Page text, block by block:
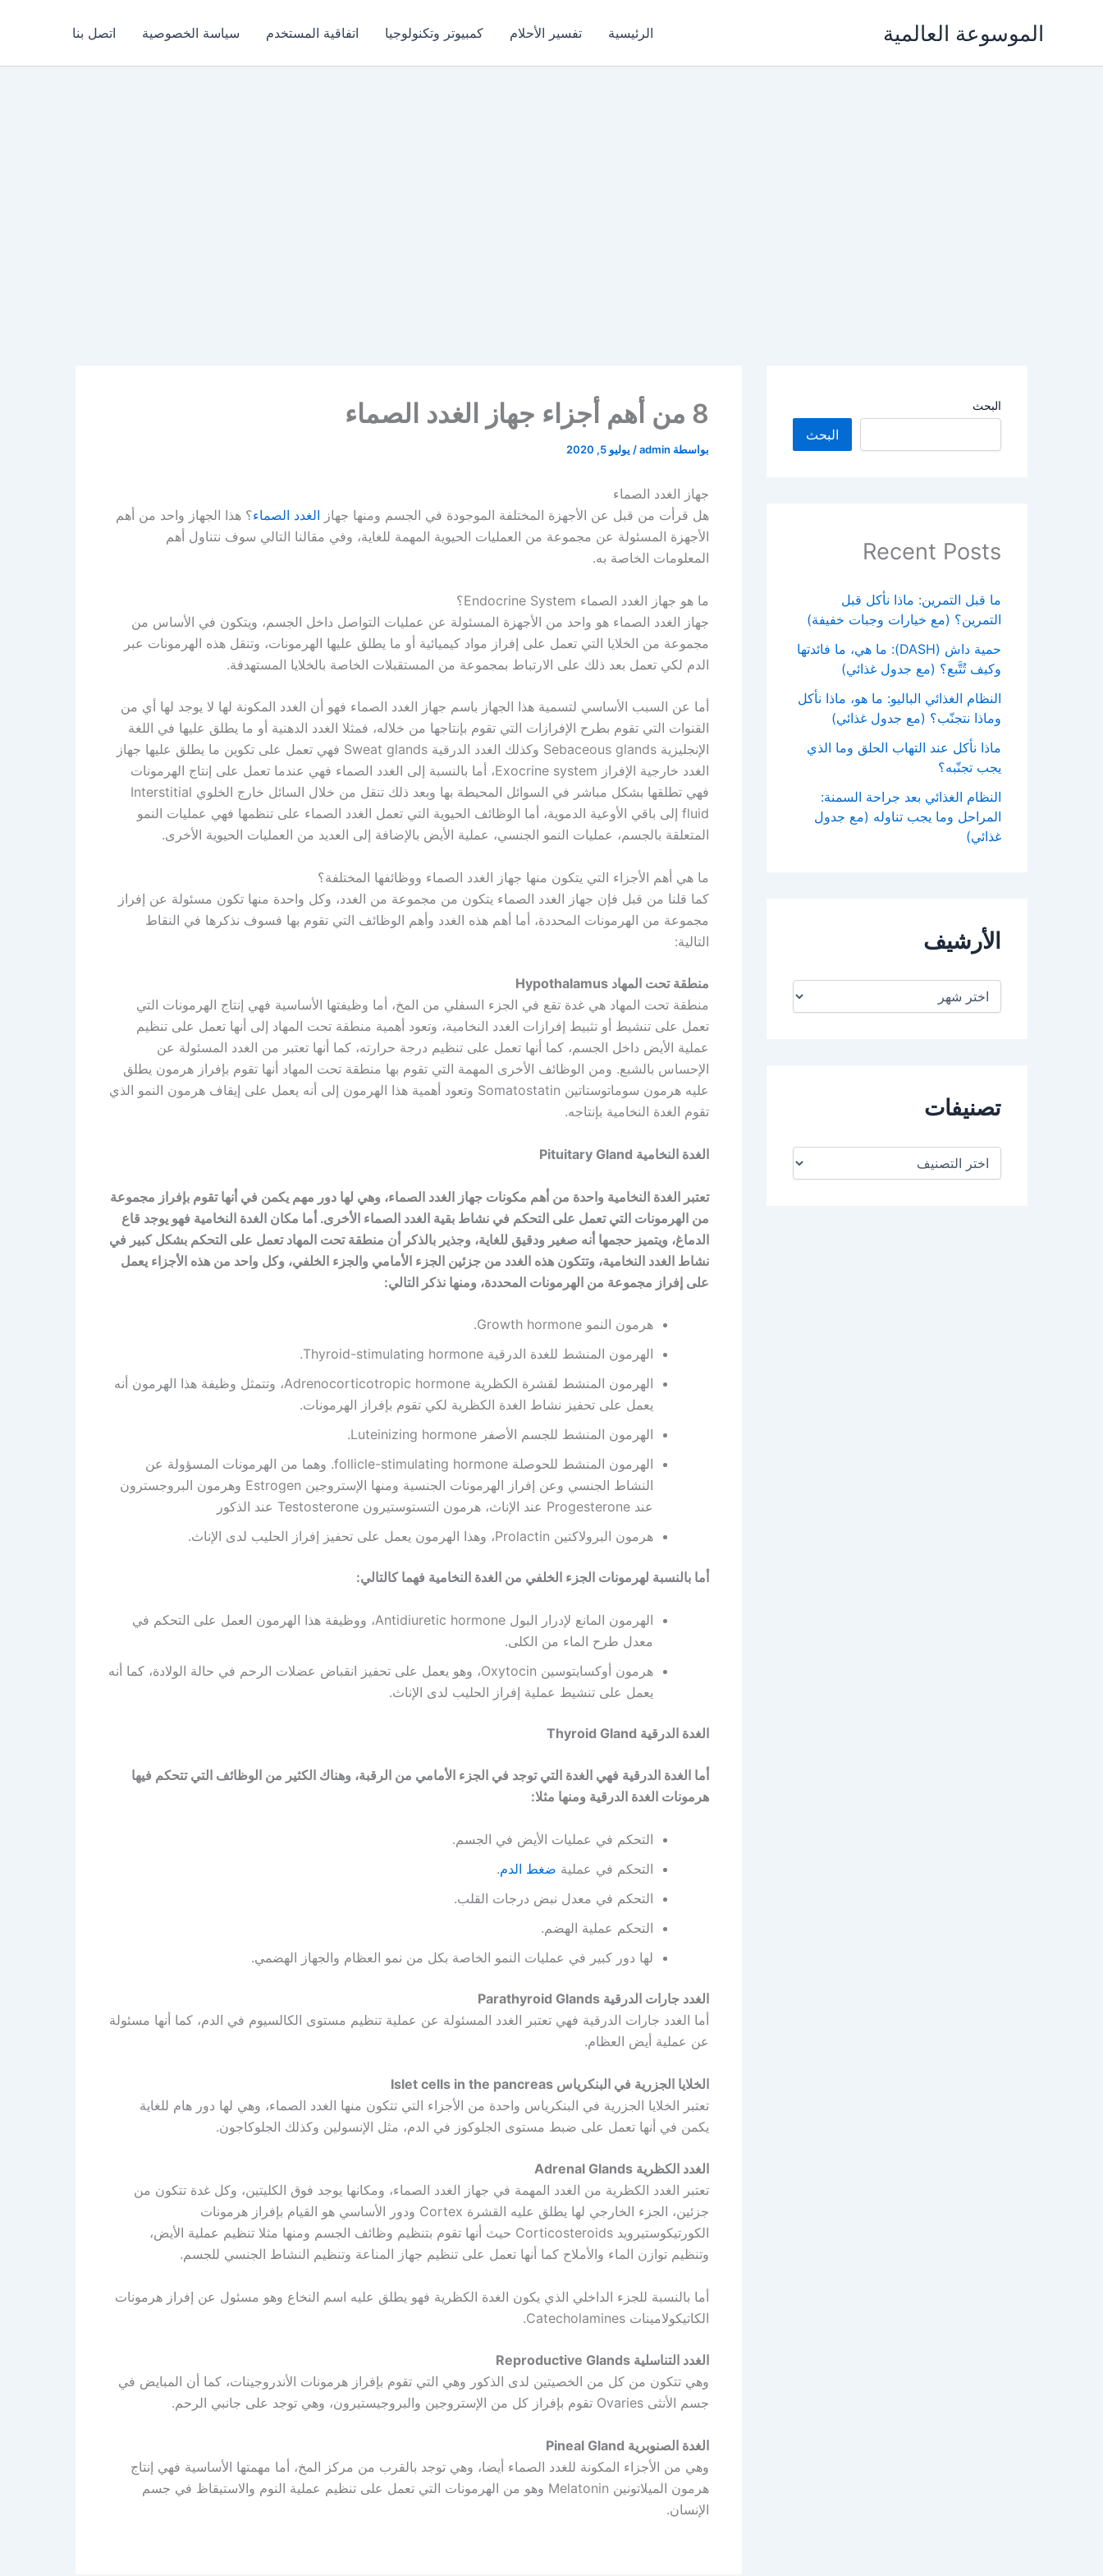
الموسوعة العالمية الرئيسية تفسير الأحلام كمبيوتر وتكنولوجيا اتفاقية المستخدم سياسة الخصوصية اتصل بنا
البحث
البحث
Recent Posts
ما قبل التمرين: ماذا نأكل قبل
التمرين؟ (مع خيارات وجبات خفيفة)
حمية داش (DASH): ما هي، ما فائدتها
وكيف تُتَّبع؟ (مع جدول غذائي)
النظام الغذائي الباليو: ما هو، ماذا نأكل
وماذا نتجنّب؟ (مع جدول غذائي)
ماذا نأكل عند التهاب الحلق وما الذي
يجب تجنّبه؟
النظام الغذائي بعد جراحة السمنة:
المراحل وما يجب تناوله (مع جدول
غذائي)
الأرشيف
تصنيفات
8 من أهم أجزاء جهاز الغدد الصماء
بواسطة admin
/ يوليو 5, 2020
جهاز الغدد الصماء
هل قرأت من قبل عن الأجهزة المختلفة الموجودة في الجسم ومنها جهاز الغدد الصماء؟ هذا الجهاز واحد من أهم
الأجهزة المسئولة عن مجموعة من العمليات الحيوية المهمة للغاية، وفي مقالنا التالي سوف نتناول أهم
المعلومات الخاصة به.
ما هو جهاز الغدد الصماء Endocrine System؟
جهاز الغدد الصماء هو واحد من الأجهزة المسئولة عن عمليات التواصل داخل الجسم، ويتكون في الأساس من
مجموعة من الخلايا التي تعمل على إفراز مواد كيميائية أو ما يطلق عليها الهرمونات، وتنقل هذه الهرمونات عبر
الدم لكي تعمل بعد ذلك على الارتباط بمجموعة من المستقبلات الخاصة بالخلايا المستهدفة.
أما عن السبب الأساسي لتسمية هذا الجهاز باسم جهاز الغدد الصماء فهو أن الغدد المكونة لها لا يوجد لها أي من
القنوات التي تقوم بطرح الإفرازات التي تقوم بإنتاجها من خلاله، فمثلا الغدد الدهنية أو ما يطلق عليها في اللغة
الإنجليزية Sebaceous glands وكذلك الغدد الدرقية Sweat glands فهي تعمل على تكوين ما يطلق عليها جهاز
الغدد خارجية الإفراز Exocrine system، أما بالنسبة إلى الغدد الصماء فهي عندما تعمل على إنتاج الهرمونات
فهي تطلقها بشكل مباشر في السوائل المحيطة بها وبعد ذلك تنقل من خلال السائل خارج الخلوي Interstitial
fluid إلى باقي الأوعية الدموية، أما الوظائف الحيوية التي تعمل الغدد الصماء على تنظمها فهي عمليات النمو
المتعلقة بالجسم، عمليات النمو الجنسي، عملية الأيض بالإضافة إلى العديد من العمليات الحيوية الأخرى.
ما هي أهم الأجزاء التي يتكون منها جهاز الغدد الصماء ووظائفها المختلفة؟
كما قلنا من قبل فإن جهاز الغدد الصماء يتكون من مجموعة من الغدد، وكل واحدة منها تكون مسئولة عن إفراز
مجموعة من الهرمونات المحددة، أما أهم هذه الغدد وأهم الوظائف التي تقوم بها فسوف نذكرها في النقاط
التالية:
منطقة تحت المهاد Hypothalamus
منطقة تحت المهاد هي غدة تقع في الجزء السفلي من المخ، أما وظيفتها الأساسية فهي إنتاج الهرمونات التي
تعمل على تنشيط أو تثبيط إفرازات الغدد النخامية، وتعود أهمية منطقة تحت المهاد إلى أنها تعمل على تنظيم
عملية الأيض داخل الجسم، كما أنها تعمل على تنظيم درجة حرارته، كما أنها تعتبر من الغدد المسئولة عن
الإحساس بالشبع. ومن الوظائف الأخرى المهمة التي تقوم بها منطقة تحت المهاد أنها تقوم بإفراز هرمون يطلق
عليه هرمون سوماتوستاتين Somatostatin وتعود أهمية هذا الهرمون إلى أنه يعمل على إيقاف هرمون النمو الذي
تقوم الغدة النخامية بإنتاجه.
الغدة النخامية Pituitary Gland
تعتبر الغدة النخامية واحدة من أهم مكونات جهاز الغدد الصماء، وهي لها دور مهم يكمن في أنها تقوم بإفراز مجموعة
من الهرمونات التي تعمل على التحكم في نشاط بقية الغدد الصماء الأخرى. أما مكان الغدة النخامية فهو يوجد قاع
الدماغ، ويتميز حجمها أنه صغير ودقيق للغاية، وجذير بالذكر أن منطقة تحت المهاد تعمل على التحكم بشكل كبير في
نشاط الغدد النخامية، وتتكون هذه الغدد من جزئين الجزء الأمامي والجزء الخلفي، وكل واحد من هذه الأجزاء يعمل
على إفراز مجموعة من الهرمونات المحددة، ومنها نذكر التالي:
هرمون النمو Growth hormone.
الهرمون المنشط للغدة الدرقية Thyroid-stimulating hormone.
الهرمون المنشط لقشرة الكظرية Adrenocorticotropic hormone، وتتمثل وظيفة هذا الهرمون أنه
يعمل على تحفيز نشاط الغدة الكظرية لكي تقوم بإفراز الهرمونات.
الهرمون المنشط للجسم الأصفر Luteinizing hormone.
الهرمون المنشط للحوصلة follicle-stimulating hormone. وهما من الهرمونات المسؤولة عن
النشاط الجنسي وعن إفراز الهرمونات الجنسية ومنها الإستروجين Estrogen وهرمون البروجسترون
عند Progesterone عند الإناث، هرمون التستوستيرون Testosterone عند الذكور
هرمون البرولاكتين Prolactin، وهذا الهرمون يعمل على تحفيز إفراز الحليب لدى الإناث.
أما بالنسبة لهرمونات الجزء الخلفي من الغدة النخامية فهما كالتالي:
الهرمون المانع لإدرار البول Antidiuretic hormone، ووظيفة هذا الهرمون العمل على التحكم في
معدل طرح الماء من الكلى.
هرمون أوكسايتوسين Oxytocin، وهو يعمل على تحفيز انقباض عضلات الرحم في حالة الولادة، كما أنه
يعمل على تنشيط عملية إفراز الحليب لدى الإناث.
الغدة الدرقية Thyroid Gland
أما الغدة الدرقية فهي الغدة التي توجد في الجزء الأمامي من الرقبة، وهناك الكثير من الوظائف التي تتحكم فيها
هرمونات الغدة الدرقية ومنها مثلا:
التحكم في عمليات الأيض في الجسم.
التحكم في عملية ضغط الدم.
التحكم في معدل نبض درجات القلب.
التحكم عملية الهضم.
لها دور كبير في عمليات النمو الخاصة بكل من نمو العظام والجهاز الهضمي.
الغدد جارات الدرقية Parathyroid Glands
أما الغدد جارات الدرقية فهي تعتبر الغدد المسئولة عن عملية تنظيم مستوى الكالسيوم في الدم، كما أنها مسئولة
عن عملية أيض العظام.
الخلايا الجزرية في البنكرياس Islet cells in the pancreas
تعتبر الخلايا الجزرية في البنكرياس واحدة من الأجزاء التي تتكون منها الغدد الصماء، وهي لها دور هام للغاية
يكمن في أنها تعمل على ضبط مستوى الجلوكوز في الدم، مثل الإنسولين وكذلك الجلوكاجون.
الغدد الكظرية Adrenal Glands
تعتبر الغدد الكظرية من الغدد المهمة في جهاز الغدد الصماء، ومكانها يوجد فوق الكليتين، وكل غدة تتكون من
جزئين، الجزء الخارجي لها يطلق عليه القشرة Cortex ودور الأساسي هو القيام بإفراز هرمونات
الكورتيكوستيرويد Corticosteroids حيث أنها تقوم بتنظيم وظائف الجسم ومنها مثلا تنظيم عملية الأيض،
وتنظيم توازن الماء والأملاح كما أنها تعمل على تنظيم جهاز المناعة وتنظيم النشاط الجنسي للجسم.
أما بالنسبة للجزء الداخلي الذي يكون الغدة الكظرية فهو يطلق عليه اسم النخاع وهو مسئول عن إفراز هرمونات
الكاتيكولامينات Catecholamines.
الغدد التناسلية Reproductive Glands
وهي تتكون من كل من الخصيتين لدى الذكور وهي التي تقوم بإفراز هرمونات الأندروجينات، كما أن المبايض في
جسم الأنثى Ovaries تقوم بإفراز كل من الإستروجين والبروجيستيرون، وهي توجد على جانبي الرحم.
الغدة الصنوبرية Pineal Gland
وهي من الأجزاء المكونة للغدد الصماء أيضا، وهي توجد بالقرب من مركز المخ، أما مهمتها الأساسية فهي إنتاج
هرمون الميلاتونين Melatonin وهو من الهرمونات التي تعمل على تنظيم عملية النوم والاستيقاظ في جسم
الإنسان.